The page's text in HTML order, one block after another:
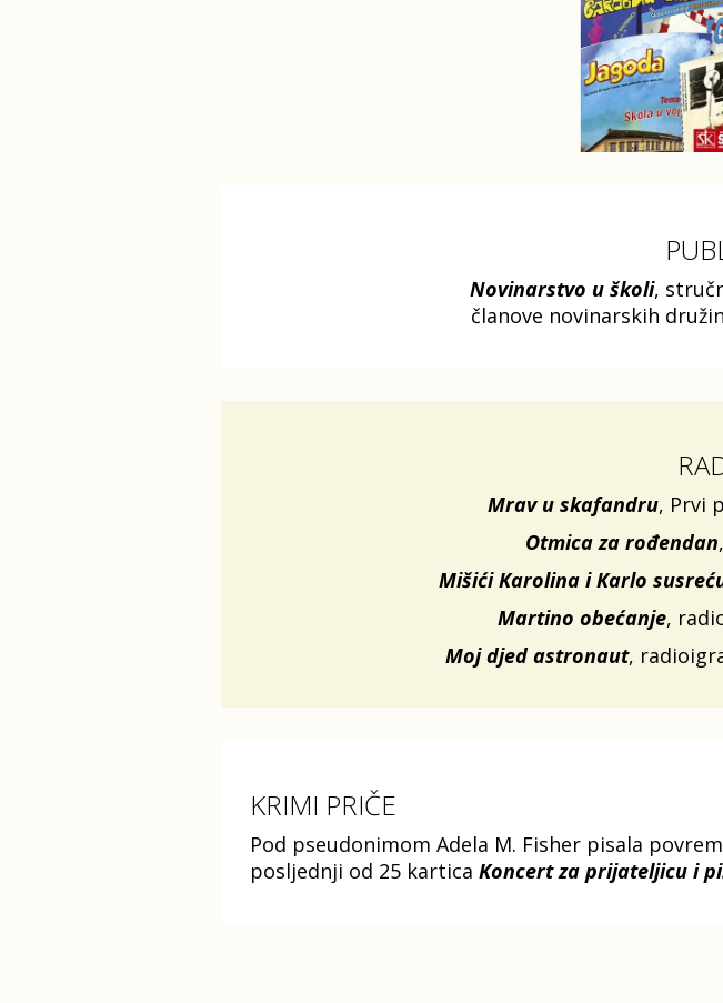
Novinarstvo u školi,
članove novinarskih
Mrav u skafandru, Prvi
Otmica za rođendan
Mišići Karolina i Karlo
Martino obećanje,
Moj djed astronaut,
KRIMI PRIČE
Pod pseudonimom Adela M. Fisher pisala
posljednji od 25 kartica Koncert za prijateljicu i